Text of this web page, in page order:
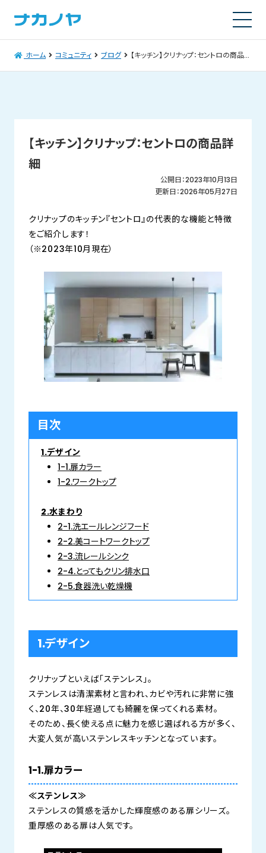
ホーム コミュニティ ブログ 【キッチン】クリナップ：セントロの商品詳細
【キッチン】クリナップ：セントロの商品詳
細
公開日：2023年10月13日
更新日：2026年05月27日
クリナップのキッチン『セントロ』の代表的な機能と特徴
をご紹介します！
（※2023年10月現在）
目次
1.デザイン
1-1.扉カラー
1-2.ワークトップ
2.水まわり
2-1.洗エールレンジフード
2-2.美コートワークトップ
2-3.流レールシンク
2-4.とってもクリン排水口
2-5.食器洗い乾燥機
1.デザイン
クリナップといえば「ステンレス」。
ステンレスは清潔素材と言われ、カビや汚れに非常に強
く、20年、30年経過しても綺麗を保ってくれる素材。
そのため、長く使える点に魅力を感じ選ばれる方が多く、
大変人気が高いステンレスキッチンとなっています。
1-1.扉カラー
≪ステンレス≫
ステンレスの質感を活かした輝度感のある扉シリーズ。
重厚感のある扉は人気です。